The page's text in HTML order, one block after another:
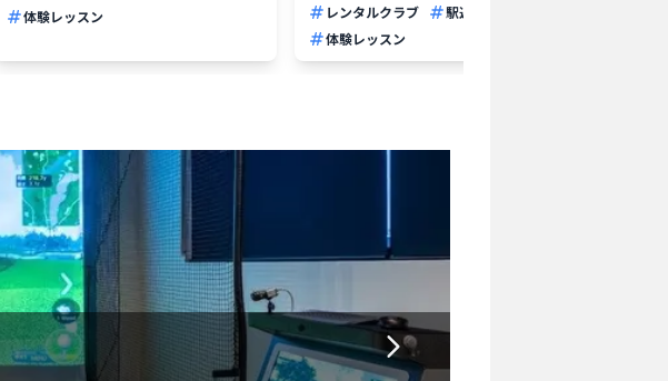
体験レッスン
レンタルクラブ
駅近
体験レッスン